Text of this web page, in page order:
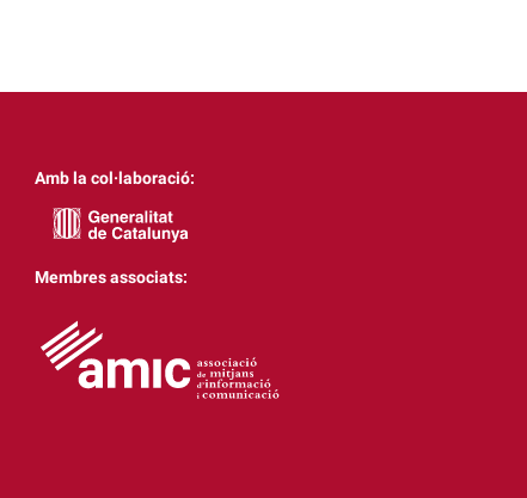
Amb la col·laboració:
Membres associats: